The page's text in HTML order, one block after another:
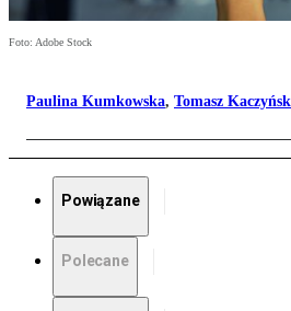
Foto: Adobe Stock
Paulina Kumkowska, Tomasz
Powiązane
Polecane